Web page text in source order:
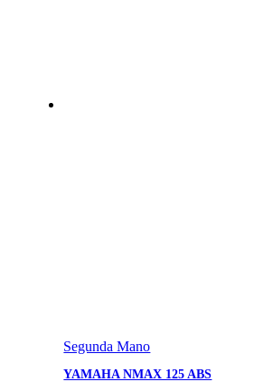
Segunda Mano
YAMAHA NMAX 125 ABS